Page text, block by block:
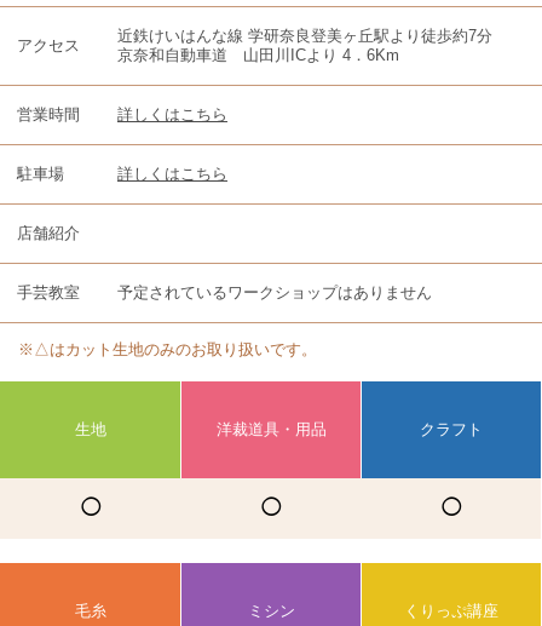
アクセス
近鉄けいはんな線 学研奈良登美ヶ丘駅より徒歩約7分
京奈和自動車道 山田川ICより 4．6Km
営業時間 詳しくはこちら
駐車場 詳しくはこちら
店舗紹介
手芸教室 予定されているワークショップはありません
※△はカット生地のみのお取り扱いです。
生地 洋裁道具・用品 クラフト
◯ ◯ ◯
毛糸 ミシン くりっぷ講座